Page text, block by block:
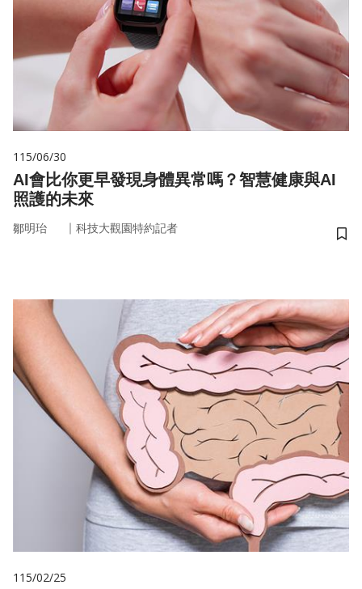
115/06/30
AI會比你更早發現身體異常嗎？智慧健康與AI
照護的未來
鄒明珆 ｜ 科技大觀園特約記者
儲
115/02/25